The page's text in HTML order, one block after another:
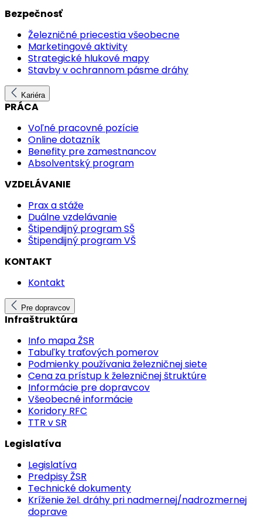
Bezpečnosť
Železničné priecestia všeobecne
Marketingové aktivity
Strategické hlukové mapy
Stavby v ochrannom pásme dráhy
Kariéra
PRÁCA
Voľné pracovné pozície
Online dotazník
Benefity pre zamestnancov
Absolventský program
VZDELÁVANIE
Prax a stáže
Duálne vzdelávanie
Štipendijný program SŠ
Štipendijný program VŠ
KONTAKT
Kontakt
Pre dopravcov
Infraštruktúra
Info mapa ŽSR
Tabuľky traťových pomerov
Podmienky používania železničnej siete
Cena za prístup k železničnej štruktúre
Informácie pre dopravcov
Všeobecné informácie
Koridory RFC
TTR v SR
Legislatíva
Legislatíva
Predpisy ŽSR
Technické dokumenty
Kríženie žel. dráhy pri nadmernej/nadrozmernej
doprave